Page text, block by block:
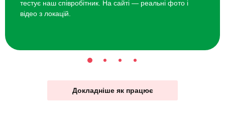
тестує наш співробітник. На сайті — реальні фото і
відео з локацій.
Докладніше як працює